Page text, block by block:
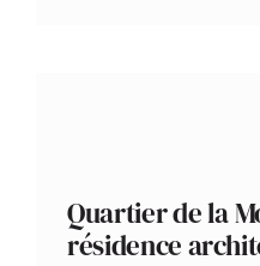
Quartier de la
résidence